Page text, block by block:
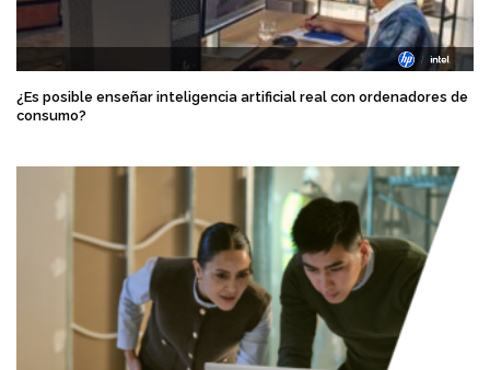
¿Es posible enseñar inteligencia artificial real con ordenadores de
consumo?